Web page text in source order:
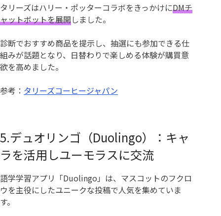
タリーズはハリー・ポッターコラボをきっかけにDMチ
ャットボットを展開しました。
診断でおすすめ商品を提示し、抽選にも参加できる仕
組みが話題となり、日替わりで楽しめる体験が購買意
欲を高めました。
参考： タリーズコーヒージャパン
5.デュオリンゴ（Duolingo）：キャ
ラを活用しユーモラスに交流
語学学習アプリ「Duolingo」は、マスコットのフクロ
ウを主役にしたユニークな投稿で人気を集めていま
す。